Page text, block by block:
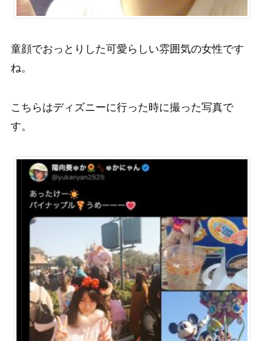
童顔でおっとりした可愛らしい雰囲気の女性です
ね。
こちらはディズニーに行った時に撮った写真で
す。